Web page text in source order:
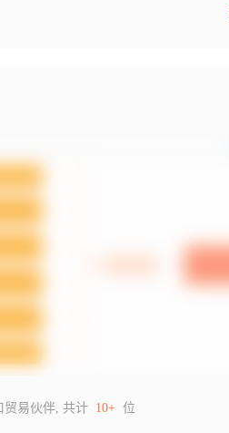
贸易伙伴, 共计 10+ 位